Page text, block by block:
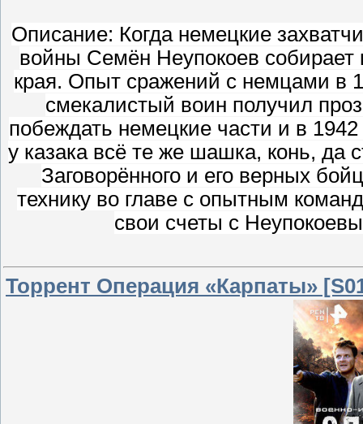
Описание: Когда немецкие
войны Семён Неупокоев собирает
края. Опыт сражений с немцами в
смекалистый воин получил
побеждать немецкие части и в
у казака всё те же шашка, конь, да
Заговорённого и его верных
технику во главе с опытным
свои счеты с
Торрент Операция «Карпаты»